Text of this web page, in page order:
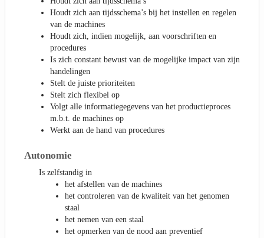
Houdt zich aan tijdsschema’s bij het instellen en regelen
van de machines
Houdt zich, indien mogelijk, aan voorschriften en
procedures
Is zich constant bewust van de mogelijke impact van zijn
handelingen
Stelt de juiste prioriteiten
Stelt zich flexibel op
Volgt alle informatiegegevens van het productieproces
m.b.t. de machines op
Werkt aan de hand van procedures
Autonomie
Is zelfstandig in
het afstellen van de machines
het controleren van de kwaliteit van het genomen
staal
het nemen van een staal
het opmerken van de nood aan preventief